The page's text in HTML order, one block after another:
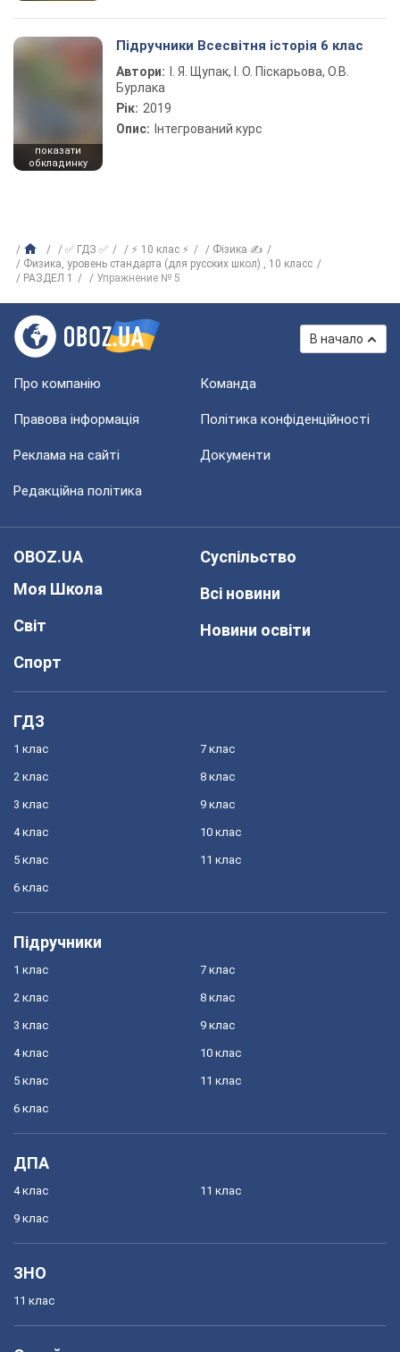
показати
обкладинку
Підручники Всесвітня історія 6 клас
Автори:
І. Я. Щупак, І. О. Піскарьова, О.В.
Бурлака
Рік: 2019
Опис: Інтегрований курс
✅ ГДЗ ✅ ⚡ 10 клас ⚡
Фізика ✍
Физика, уровень стандарта (для русских школ) , 10 класс
РАЗДЕЛ 1
Упражнение № 5
В начало
Про компанію Команда
Правова інформація Політика конфіденційності
Реклама на сайті Документи
Редакційна політика
OBOZ.UA
Моя Школа
Світ
Спорт
Суспільство
Всі новини
Новини освіти
ГДЗ
1 клас
2 клас
3 клас
4 клас
5 клас
6 клас
7 клас
8 клас
9 клас
10 клас
11 клас
Підручники
1 клас
2 клас
3 клас
4 клас
5 клас
6 клас
7 клас
8 клас
9 клас
10 клас
11 клас
ДПА
4 клас
9 клас
11 клас
ЗНО
11 клас